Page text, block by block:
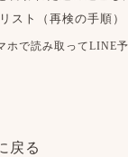
ホで読み取ってLINE
戻る